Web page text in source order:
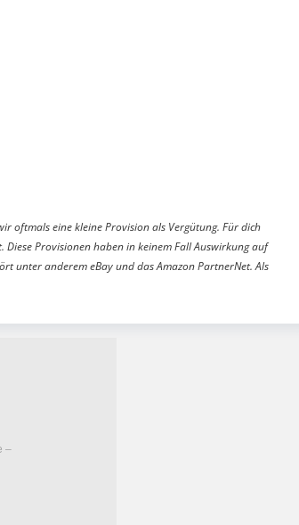
oftmals eine kleine Provision als Vergütung. Für dich
Provisionen haben in keinem Fall Auswirkung auf
unter anderem eBay und das Amazon PartnerNet. Als